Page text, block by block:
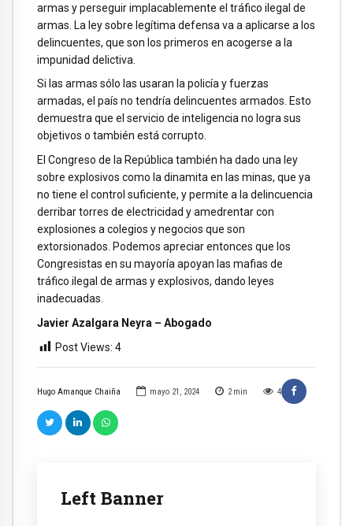
Hugo Amanque Chaiña mayo 21, 2024 2 min 4
Left Banner
armas y perseguir implacablemente el tráfico ilegal de
armas. La ley sobre legítima defensa va a aplicarse a los
delincuentes, que son los primeros en acogerse a la
impunidad delictiva.
Si las armas sólo las usaran la policía y fuerzas
armadas, el país no tendría delincuentes armados. Esto
demuestra que el servicio de inteligencia no logra sus
objetivos o también está corrupto.
El Congreso de la República también ha dado una ley
sobre explosivos como la dinamita en las minas, que ya
no tiene el control suficiente, y permite a la delincuencia
derribar torres de electricidad y amedrentar con
explosiones a colegios y negocios que son
extorsionados. Podemos apreciar entonces que los
Congresistas en su mayoría apoyan las mafias de
tráfico ilegal de armas y explosivos, dando leyes
inadecuadas.
Javier Azalgara Neyra – Abogado
Post Views: 4